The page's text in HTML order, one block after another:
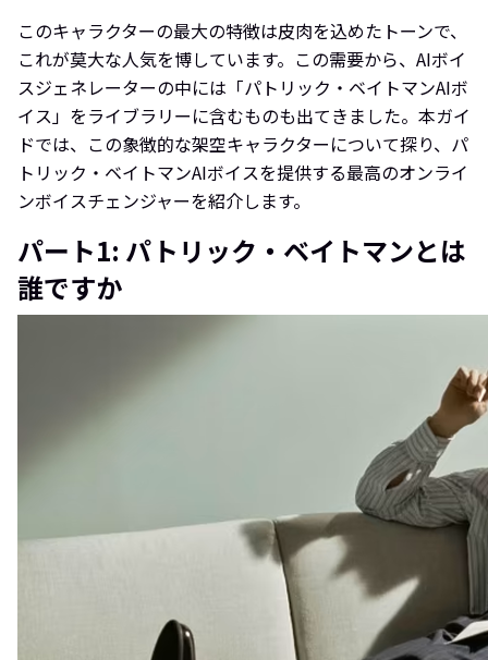
このキャラクターの最大の特徴は皮肉を込めたトーンで、
これが莫大な人気を博しています。この需要から、AIボイ
スジェネレーターの中には「パトリック・ベイトマンAIボ
イス」をライブラリーに含むものも出てきました。本ガイ
ドでは、この象徴的な架空キャラクターについて探り、パ
トリック・ベイトマンAIボイスを提供する最高のオンライ
ンボイスチェンジャーを紹介します。
パート1: パトリック・ベイトマンとは
誰ですか